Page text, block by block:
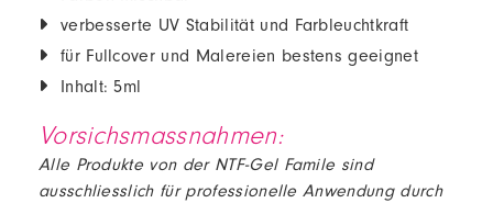
verbesserte UV Stabilität und Farbleuchtkraft
für Fullcover und Malereien bestens geeignet
Inhalt: 5ml
Vorsichsmassnahmen:
Alle Produkte von der NTF-Gel Famile sind
ausschliesslich für professionelle Anwendung durch